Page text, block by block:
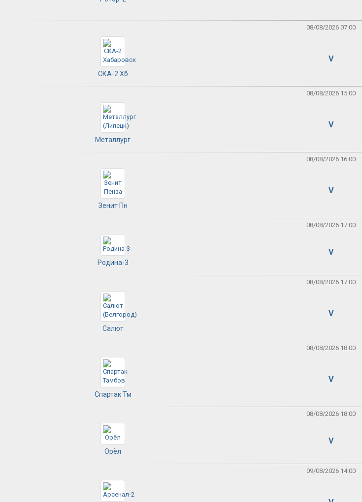
08/08/2026 07:00
СКА-2 Хб
V
08/08/2026 15:00
Металлург
V
08/08/2026 16:00
Зенит Пн
V
08/08/2026 17:00
Родина-3
V
08/08/2026 17:00
Салют
V
08/08/2026 18:00
Спартак Тм
V
08/08/2026 18:00
Орёл
V
09/08/2026 14:00